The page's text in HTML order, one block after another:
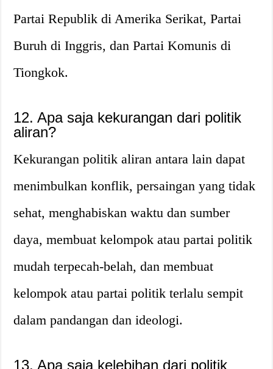
Partai Republik di Amerika Serikat, Partai
Buruh di Inggris, dan Partai Komunis di
Tiongkok.
12. Apa saja kekurangan dari politik
aliran?
Kekurangan politik aliran antara lain dapat
menimbulkan konflik, persaingan yang tidak
sehat, menghabiskan waktu dan sumber
daya, membuat kelompok atau partai politik
mudah terpecah-belah, dan membuat
kelompok atau partai politik terlalu sempit
dalam pandangan dan ideologi.
13. Apa saja kelebihan dari politik